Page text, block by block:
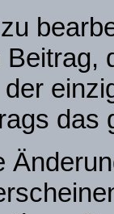
das